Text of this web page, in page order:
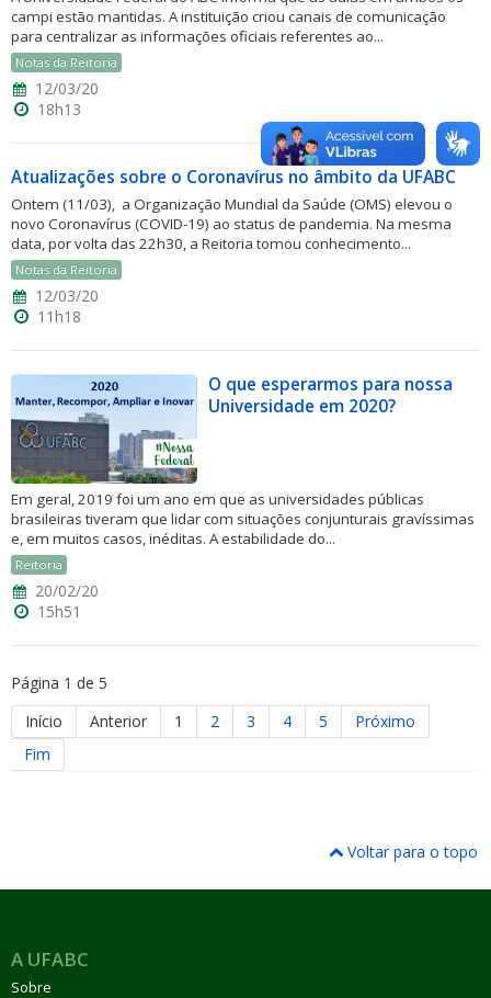
campi estão mantidas. A instituição criou canais de comunicação
para centralizar as informações oficiais referentes ao...
Notas da Reitoria
12/03/20
18h13
Atualizações sobre o Coronavírus no âmbito da UFABC
Ontem (11/03), a Organização Mundial da Saúde (OMS) elevou o
novo Coronavírus (COVID-19) ao status de pandemia. Na mesma
data, por volta das 22h30, a Reitoria tomou conhecimento...
Notas da Reitoria
12/03/20
11h18
O que esperarmos para nossa
Universidade em 2020?
Em geral, 2019 foi um ano em que as universidades públicas
brasileiras tiveram que lidar com situações conjunturais gravíssimas
e, em muitos casos, inéditas. A estabilidade do...
Reitoria
20/02/20
15h51
Página 1 de 5
Início
Anterior 1 2 3 4 5
Próximo
Fim
Voltar para o topo
A UFABC
Sobre